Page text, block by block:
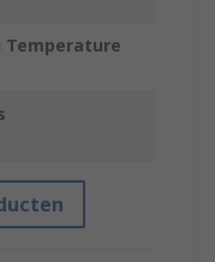
Temperature